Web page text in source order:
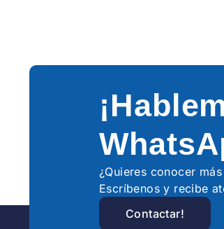
¿Quieres conocer
Escríbenos y recibe
Contactar!